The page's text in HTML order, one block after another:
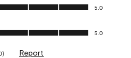
of 5
5.0
out of 5
5.0
) Report